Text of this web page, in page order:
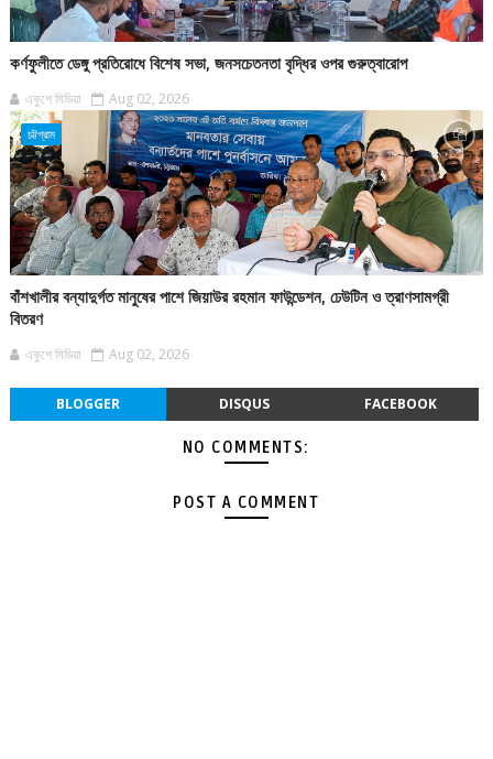
কর্ণফুলীতে ডেঙ্গু প্রতিরোধে বিশেষ সভা, জনসচেতনতা বৃদ্ধির ওপর গুরুত্বারোপ
একুশে মিডিয়া Aug 02, 2026
চট্টগ্রাম
বাঁশখালীর বন্যাদুর্গত মানুষের পাশে জিয়াউর রহমান ফাউন্ডেশন, ঢেউটিন ও ত্রাণসামগ্রী
বিতরণ
একুশে মিডিয়া Aug 02, 2026
BLOGGER DISQUS FACEBOOK
NO COMMENTS:
POST A COMMENT